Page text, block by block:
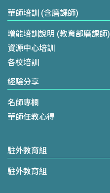
華師培訓 (含磨課師)
增能培訓說明 (教育部磨課師)
資源中心培訓
各校培訓
經驗分享
名師專欄
華師任教心得
駐外教育組
駐外教育組